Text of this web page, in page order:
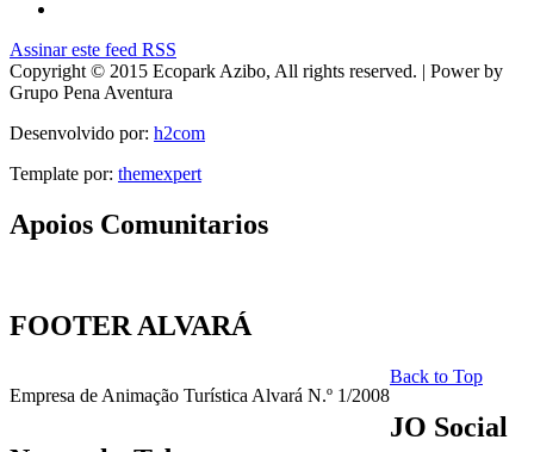
Assinar este feed RSS
Copyright © 2015 Ecopark Azibo, All rights reserved. | Power by
Grupo Pena Aventura
Desenvolvido por: h2com
Template por: themexpert
Apoios Comunitarios
FOOTER ALVARÁ
Empresa de Animação Turística Alvará N.º 1/2008
Back to Top
JO Social